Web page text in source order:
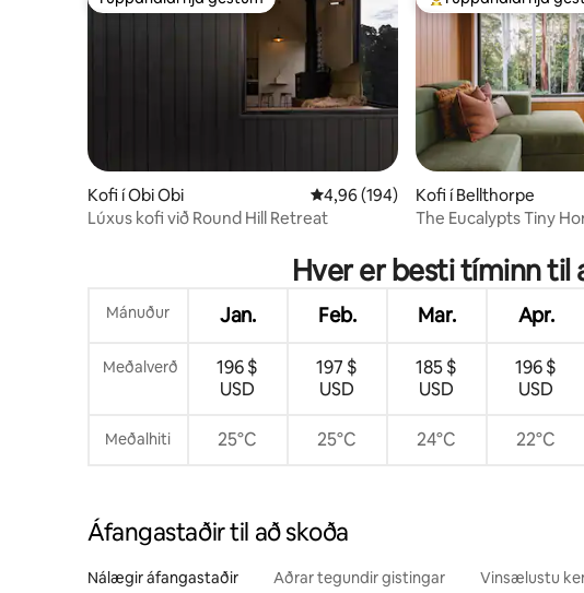
Í uppáhaldi hjá gestum
Kofi í Obi Obi 4,96 af 5 í meðaleinkunn, 194
4,96 (194)
Lúxus kofi við Round Hill Retreat
Í mestu uppáhaldi hjá
Kofi í Bellthorpe
The Eucalypts Tiny
Hver er besti tíminn til
Mánuður Jan. Feb. Mar. Apr.
Meðalverð
196 $
USD
197 $
USD
185 $
USD
196 $
USD
Meðalhiti 25°C 25°C 24°C 22°C
Áfangastaðir til að skoða
Nálægir áfangastaðir Aðrar tegundir gistingar Vinsælustu